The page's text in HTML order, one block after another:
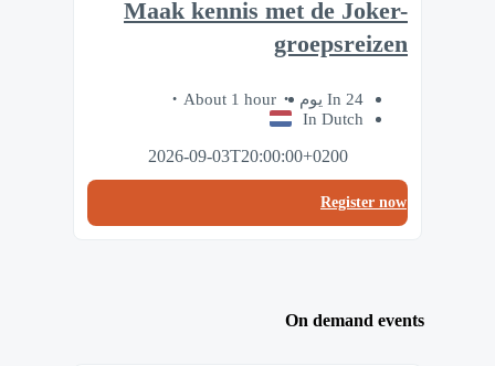
Maak kennis met de Joker-
groepsreizen
In 24 يوم
About 1 hour
In Dutch
2026-09-03T20:00:00+0200
Register now
On demand events